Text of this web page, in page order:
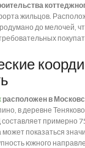
жильцов.
до мелочей,
расположен в
в деревне
примерно
показаться
южного